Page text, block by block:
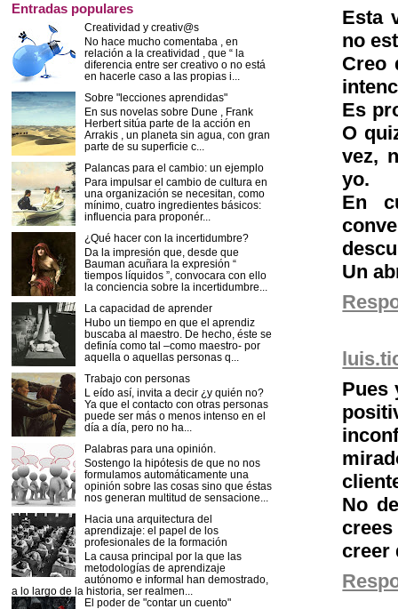
Esta
no
Creo
Es
O
vez,
yo.
En
Un
Pues
No
creer
Entradas populares
Creatividad y creativ@s
No hace mucho comentaba , en
relación a la creatividad , que “ la
diferencia entre ser creativo o no está
en hacerle caso a las propias i...
Sobre "lecciones aprendidas"
En sus novelas sobre Dune , Frank
Herbert sitúa parte de la acción en
Arrakis , un planeta sin agua, con gran
parte de su superficie c...
Palancas para el cambio: un ejemplo
Para impulsar el cambio de cultura en
una organización se necesitan, como
mínimo, cuatro ingredientes básicos:
influencia para proponér...
¿Qué hacer con la incertidumbre?
Da la impresión que, desde que
Bauman acuñara la expresión “
tiempos líquidos ”, convocara con ello
la conciencia sobre la incertidumbre...
La capacidad de aprender
Hubo un tiempo en que el aprendiz
buscaba al maestro. De hecho, éste se
definía como tal –como maestro- por
aquella o aquellas personas q...
Trabajo con personas
L eído así, invita a decir ¿y quién no?
Ya que el contacto con otras personas
puede ser más o menos intenso en el
día a día, pero no ha...
Palabras para una opinión.
Sostengo la hipótesis de que no nos
formulamos automáticamente una
opinión sobre las cosas sino que éstas
nos generan multitud de sensacione...
Hacia una arquitectura del
aprendizaje: el papel de los
profesionales de la formación
La causa principal por la que las
metodologías de aprendizaje
autónomo e informal han demostrado,
a lo largo de la historia, ser realmen...
El poder de "contar un cuento"